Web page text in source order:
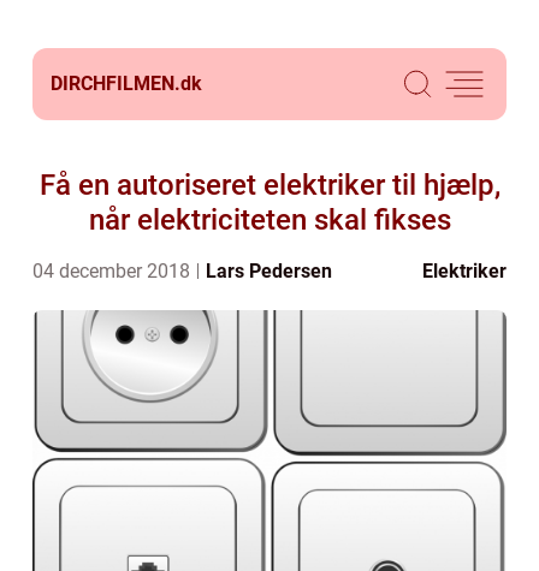
DIRCHFILMEN.dk
Få en autoriseret elektriker til hjælp,
når elektriciteten skal fikses
04 december 2018 Lars Pedersen Elektriker